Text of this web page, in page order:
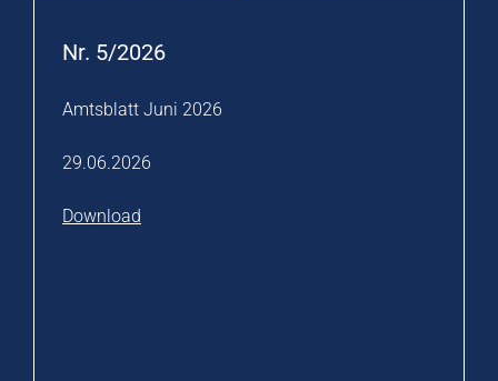
Nr. 5/2026
Amtsblatt Juni 2026
29.06.2026
Download